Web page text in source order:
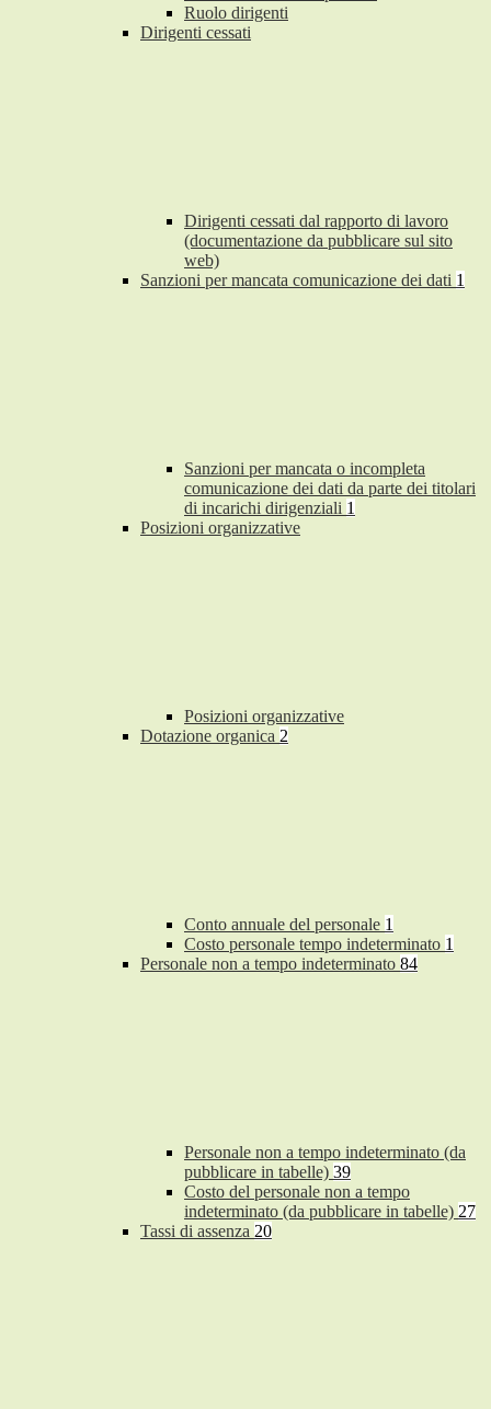
Ruolo dirigenti
Dirigenti cessati
Dirigenti cessati dal rapporto di lavoro
(documentazione da pubblicare sul sito
web)
Sanzioni per mancata comunicazione dei dati 1
Sanzioni per mancata o incompleta
comunicazione dei dati da parte dei titolari
di incarichi dirigenziali 1
Posizioni organizzative
Posizioni organizzative
Dotazione organica 2
Conto annuale del personale 1
Costo personale tempo indeterminato 1
Personale non a tempo indeterminato 84
Personale non a tempo indeterminato (da
pubblicare in tabelle) 39
Costo del personale non a tempo
indeterminato (da pubblicare in tabelle) 27
Tassi di assenza 20